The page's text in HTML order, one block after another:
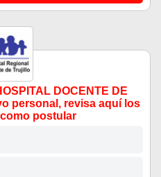
DOCENTE DE
personal, revisa aquí los
postular